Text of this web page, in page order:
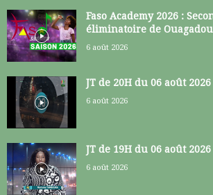
Faso Academy 2026 :
éliminatoire de
6 août 2026
JT de 20H du 06 août 2026
6 août 2026
JT de 19H du 06 août 2026
6 août 2026